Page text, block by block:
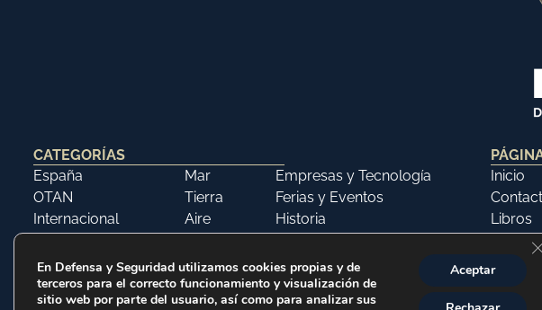
CATEGORÍAS
España
OTAN
Internacional
Mar
Tierra
Aire
Empresas y Tecnología
Ferias y Eventos
Historia
Inicio
Libros
En Defensa y Seguridad utilizamos cookies propias y de
terceros para el correcto funcionamiento y visualización de
sitio web por parte del usuario, así como para analizar sus
Aceptar